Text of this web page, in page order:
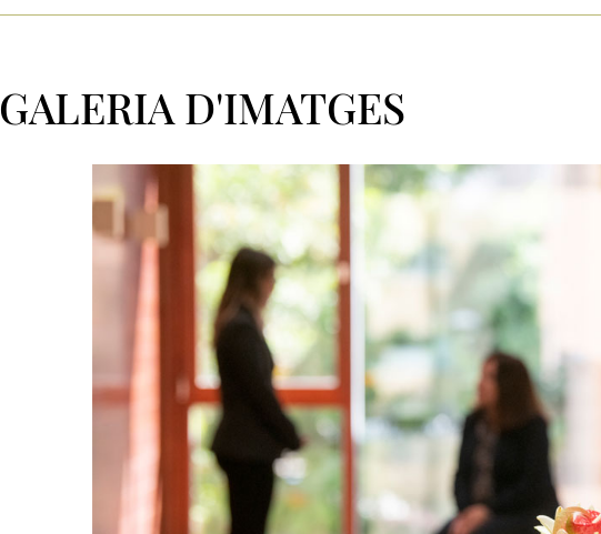
GALERIA D'IMATGES